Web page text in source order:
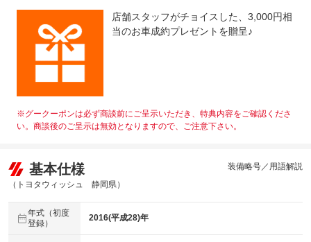
店舗スタッフがチョイスした、3,000円相
当のお車成約プレゼントを贈呈♪
※グークーポンは必ず商談前にご呈示いただき、特典内容をご確認くださ
い。商談後のご呈示は無効となりますので、ご注意下さい。
基本仕様
（トヨタウィッシュ 静岡県）
装備略号／用語解説
年式（初度
登録）
2016(平成28)年